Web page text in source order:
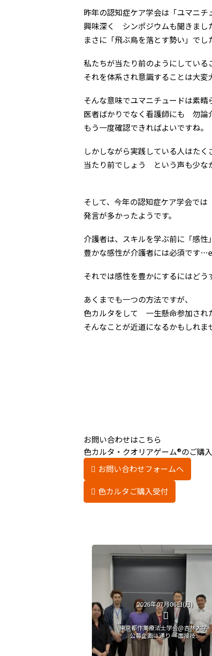
昨年の認知症ケア学会は「ユマニチ
興味深く シンポジウムも聞きまし
まさに「飛ぶ鳥を落とす勢い」でし
私たちが当たり前のようにしている
それを体系され意識することは大変
そんな意味でユマニチュードは素晴
医者ばかりでなく看護師にも 勿論
もう一度確認できればよいですね。
しかしながら実践している人はたく
当たり前でしょう という声も少な
そして、今年の認知症ケア学会では
発言が多かったようです。
介護者は、スキルを学ぶ前に「感
豊かな感性が介護者には必須です
それでは感性を豊かにするにはどう
あくまでも一つの方法ですが、
色カルタをして 一生懸命参加され
そんなことが近道になるかもしれま
お問い合わせはこちら
色カルタ・クオリアゲーム®のご購
お問い合わせフォームへ
色カルタご購入受付
2026年07月06日(月)
東京都作業療法士学会@杏林大学
公募企画に通り 「面接技...